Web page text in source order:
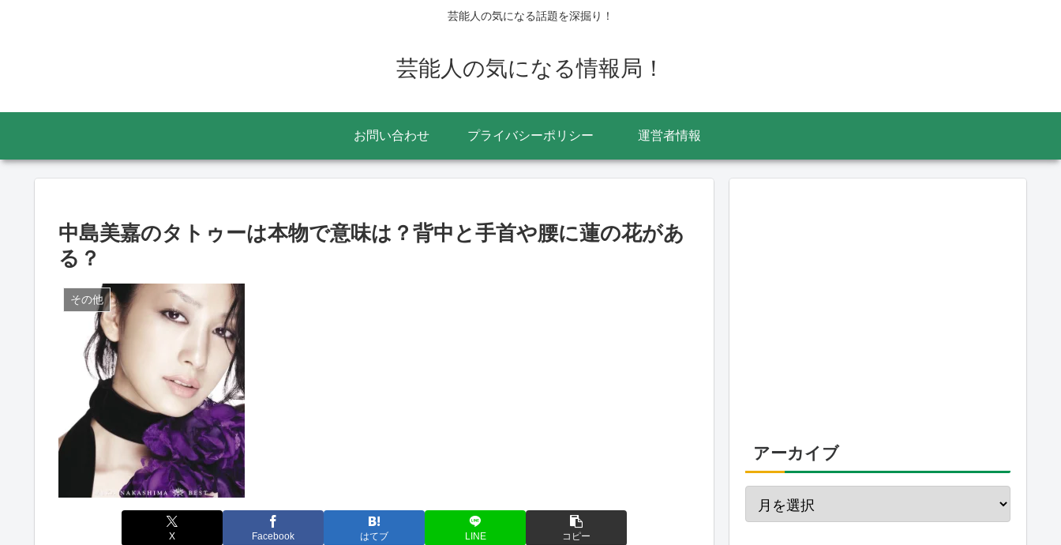
芸能人の気になる話題を深掘り！
芸能人の気になる情報局！
お問い合わせ プライバシーポリシー 運営者情報
中島美嘉のタトゥーは本物で意味は？背中と手首や腰に蓮の花があ
る？
その他
X Facebook はてブ LINE コピー
アーカイブ